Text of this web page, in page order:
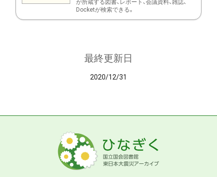
が所蔵する図書、レポート、会議資料、雑誌、
Docketが検索できる。
最終更新日
2020/12/31